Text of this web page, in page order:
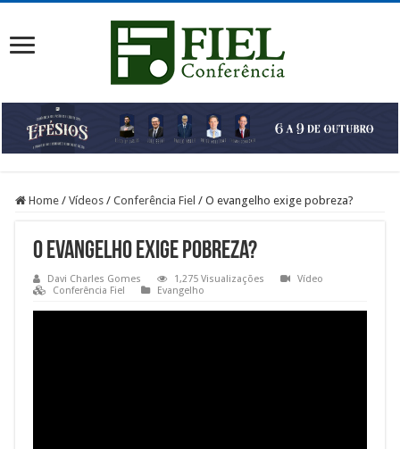
Home / Vídeos / Conferência Fiel / O evangelho exige pobreza?
O evangelho exige pobreza?
Davi Charles Gomes 1,275 Visualizações
Vídeo
Conferência Fiel
Evangelho